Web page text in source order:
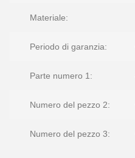
Materiale:
Periodo di garanzia:
Parte numero 1:
Numero del pezzo 2:
Numero del pezzo 3: